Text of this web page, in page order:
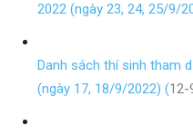
2022 (ngày 23, 24, 25/9/
Danh sách thí sinh tham
(ngày 17, 18/9/2022) (12-